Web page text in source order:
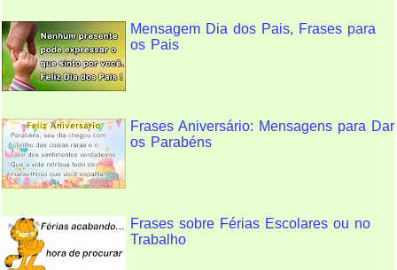
Mensagem Dia dos Pais, Frases para
os Pais
Frases Aniversário: Mensagens para Dar
os Parabéns
Frases sobre Férias Escolares ou no
Trabalho